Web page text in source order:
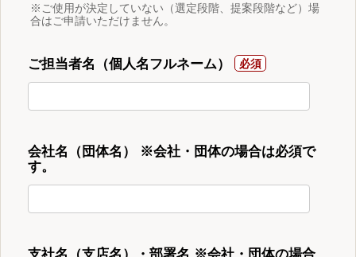
※ご使用が決定していない（選定段階、提案段階など）場
合はご申請いただけません。
ご担当者名（個人名フルネーム）
会社名（団体名） ※会社・団体の場合は必須で
す。